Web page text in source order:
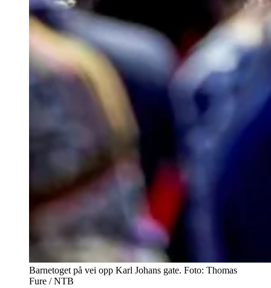
Barnetoget på vei opp Karl Johans gate. Foto: Thomas
Fure / NTB